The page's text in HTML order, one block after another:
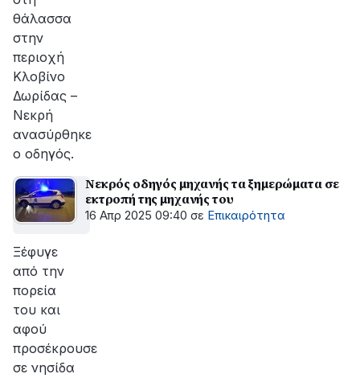
θάλασσα
στην
περιοχή
Κλοβίνο
Δωρίδας –
Νεκρή
ανασύρθηκε
ο οδηγός.
Νεκρός οδηγός μηχανής τα ξημερώματα σε
εκτροπή της μηχανής του
16 Απρ 2025 09:40 σε Επικαιρότητα
Ξέφυγε
από την
πορεία
του και
αφού
προσέκρουσε
σε νησίδα